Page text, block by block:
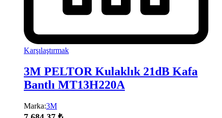
Karşılaştırmak
3M PELTOR Kulaklık 21dB Kafa
Bantlı MT13H220A
Marka:3M